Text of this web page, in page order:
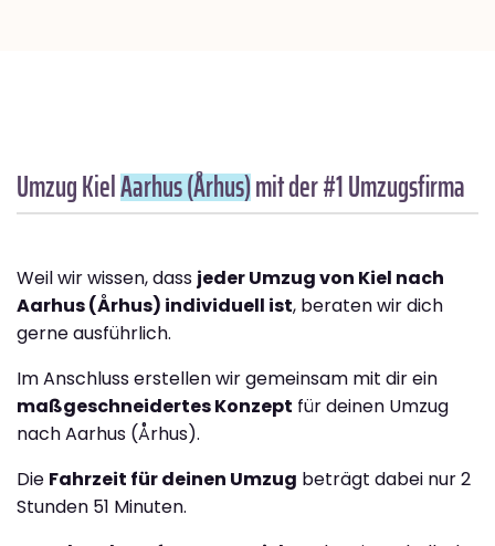
Umzug KielAarhus (Århus)mit der #1 Umzugsfirma
Weil wir wissen, dass jeder Umzug von Kiel nach
Aarhus (Århus) individuell ist, beraten wir dich
gerne ausführlich.
Im Anschluss erstellen wir gemeinsam mit dir ein
maßgeschneidertes Konzept für deinen Umzug
nach Aarhus (Århus).
Die Fahrzeit für deinen Umzug beträgt dabei nur 2
Stunden 51 Minuten.